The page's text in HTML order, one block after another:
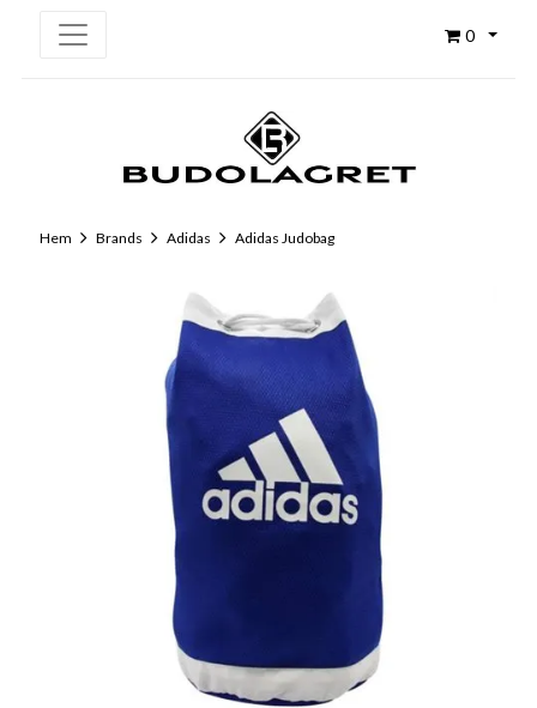
0
Hem Brands Adidas Adidas Judobag